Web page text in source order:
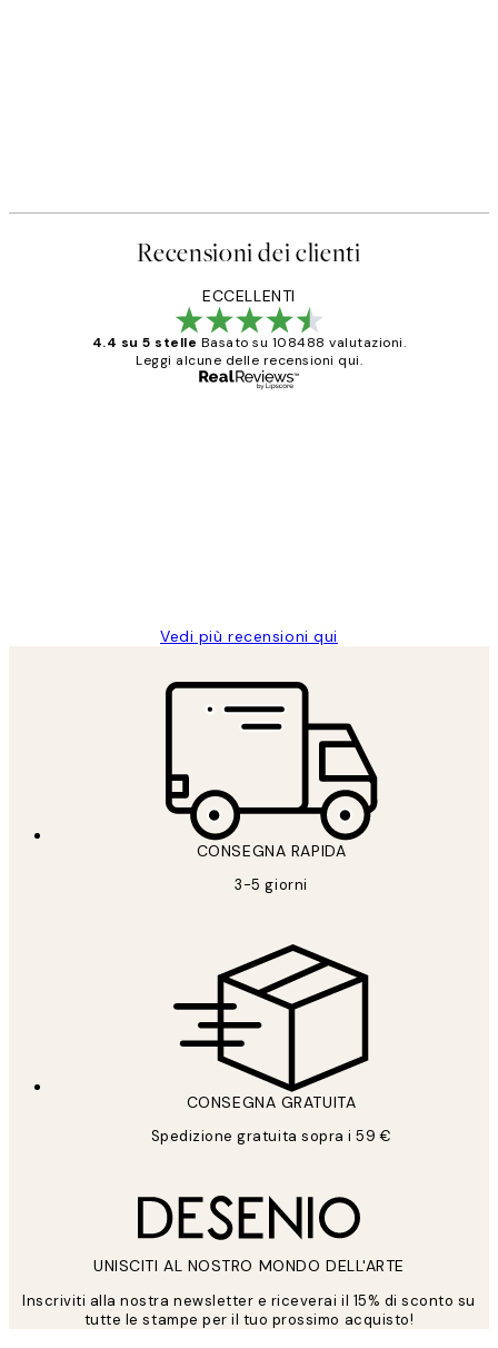
Recensioni dei clienti
ECCELLENTI
4.4 su 5 stelle Basato su 108488 valutazioni.
Leggi alcune delle recensioni qui.
Vedi più recensioni qui
CONSEGNA RAPIDA
3-5 giorni
CONSEGNA GRATUITA
Spedizione gratuita sopra i 59 €
UNISCITI AL NOSTRO MONDO DELL'ARTE
Inscriviti alla nostra newsletter e riceverai il 15% di sconto su
tutte le stampe per il tuo prossimo acquisto!